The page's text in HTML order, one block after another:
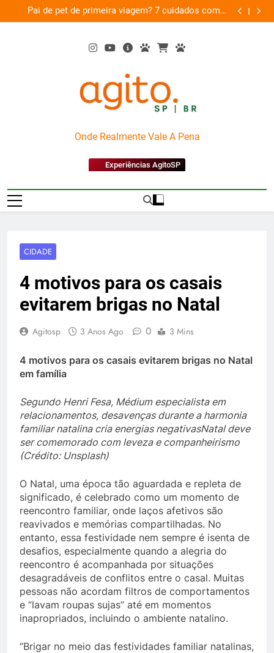
to
Pai de pet de primeira viagem? 7 cuidados com o
novo membro da família
AgitoSP
Onde Realmente Vale A Pena
Experiências AgitoSP
CIDADE
4 motivos para os casais
evitarem brigas no Natal
Agitosp 3 Anos Ago 0 3 Mins
4 motivos para os casais evitarem brigas no Natal
em família
Segundo Henri Fesa, Médium especialista em
relacionamentos, desavenças durante a harmonia
familiar natalina cria energias negativasNatal deve
ser comemorado com leveza e companheirismo
(Crédito: Unsplash)
O Natal, uma época tão aguardada e repleta de
significado, é celebrado como um momento de
reencontro familiar, onde laços afetivos são
reavivados e memórias compartilhadas. No
entanto, essa festividade nem sempre é isenta de
desafios, especialmente quando a alegria do
reencontro é acompanhada por situações
desagradáveis de conflitos entre o casal. Muitas
pessoas não acordam filtros de comportamentos
e “lavam roupas sujas” até em momentos
inapropriados, incluindo o ambiente natalino.
“Brigar no meio das festividades familiar natalinas,